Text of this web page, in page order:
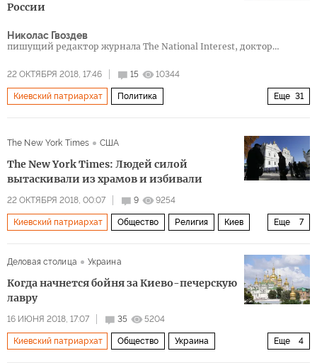
России
Николас Гвоздев
пишущий редактор журнала The National Interest, доктор
22 ОКТЯБРЯ 2018, 17:46 15 10344
Еще 31
Киевский патриархат Политика
Турция Сирия Ближний Восток
Крым Украина Сербия Ирак СССР
Петр Порошенко Варфоломей Алексий II
Русская православная церковь (РПЦ)
Украинская православная церковь УПЦ МП
Константинопольский патриархат
Католическая церковь УПЦ КП
The New York Times США
The New York Times: Людей силой
вытаскивали из храмов и избивали
22 ОКТЯБРЯ 2018, 00:07 9 9254
Еще 7
Киевский патриархат Общество Религия Киев
Русская православная церковь (РПЦ)
Московский патриархат автокефалия
Киево-Печерская лавра
Деловая столица Украина
Когда начнется бойня за Киево-печерскую
лавру
16 ИЮНЯ 2018, 17:07 35 5204
Еще 4
Киевский патриархат Общество Украина